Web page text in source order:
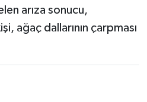
arıza sonucu,
ağaç dallarının çarpması